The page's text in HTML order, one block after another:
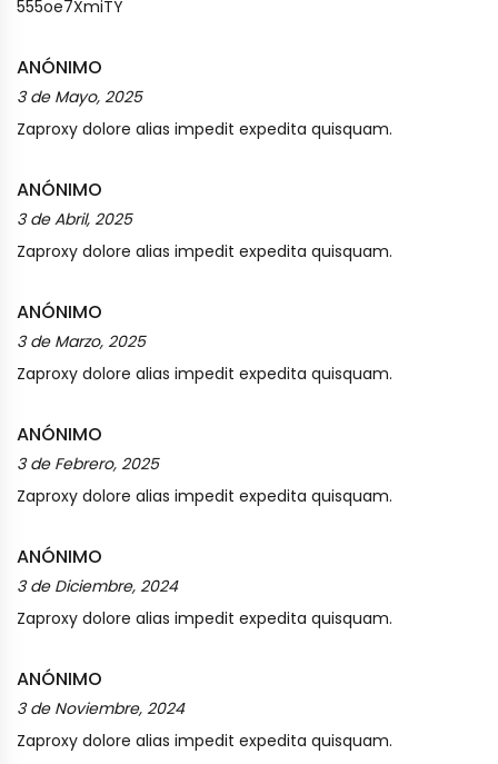
555oe7XmiTY
ANÓNIMO
3 de Mayo, 2025
Zaproxy dolore alias impedit expedita quisquam.
ANÓNIMO
3 de Abril, 2025
Zaproxy dolore alias impedit expedita quisquam.
ANÓNIMO
3 de Marzo, 2025
Zaproxy dolore alias impedit expedita quisquam.
ANÓNIMO
3 de Febrero, 2025
Zaproxy dolore alias impedit expedita quisquam.
ANÓNIMO
3 de Diciembre, 2024
Zaproxy dolore alias impedit expedita quisquam.
ANÓNIMO
3 de Noviembre, 2024
Zaproxy dolore alias impedit expedita quisquam.